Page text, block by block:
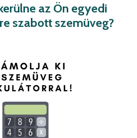
az Ön egyedi
szabott szemüveg?